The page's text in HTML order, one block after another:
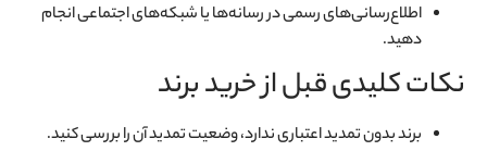
اطلاع‌رسانی‌های رسمی در رسانه‌ها یا شبکه‌های اجتماعی انجام
دهید.
نکات کلیدی قبل از خرید برند
برند بدون تمدید اعتباری ندارد، وضعیت تمدید آن را بررسی کنید.